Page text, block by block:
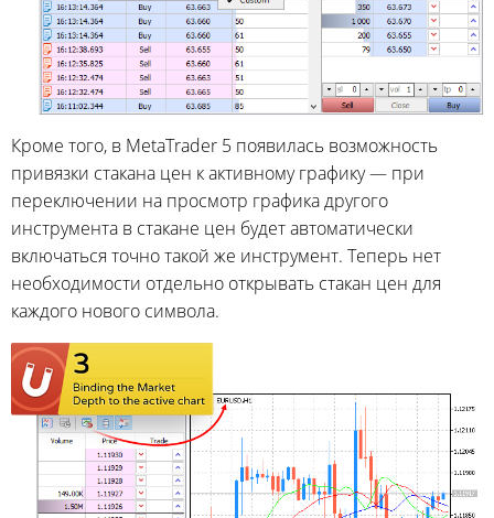
Кроме того, в MetaTrader 5 появилась возможность
привязки стакана цен к активному графику — при
переключении на просмотр графика другого
инструмента в стакане цен будет автоматически
включаться точно такой же инструмент. Теперь нет
необходимости отдельно открывать стакан цен для
каждого нового символа.